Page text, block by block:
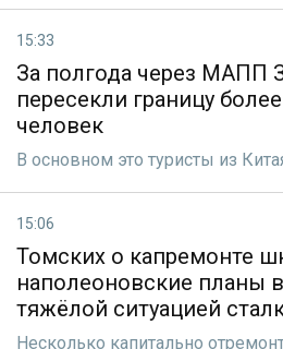
15:33
За полгода через МАПП
пересекли границу
человек
В основном это туристы из
15:06
Томских о капремонте
наполеоновские планы
тяжёлой ситуацией
Несколько капитально